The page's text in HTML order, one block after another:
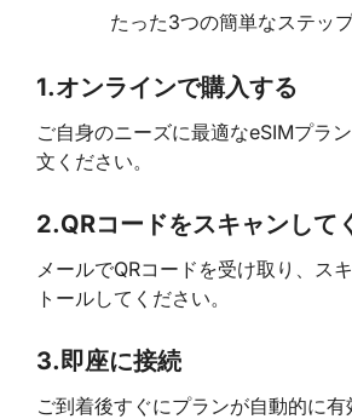
たった3つの簡単なステッ
1.オンラインで購入する
ご自身のニーズに最適なeSIMプラ
文ください。
2.QRコードをスキャンして
メールでQRコードを受け取り、ス
トールしてください。
3.即座に接続
ご到着後すぐにプランが自動的に